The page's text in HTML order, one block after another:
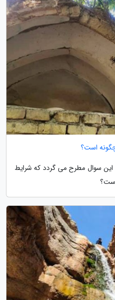
چگونه است؟
این سوال مطرح می گردد که شرایط